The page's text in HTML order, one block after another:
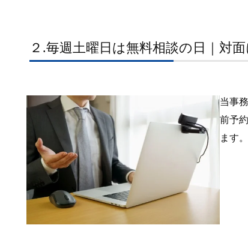
２.毎週土曜日は無料相談の日｜対
当事
前予
ます。